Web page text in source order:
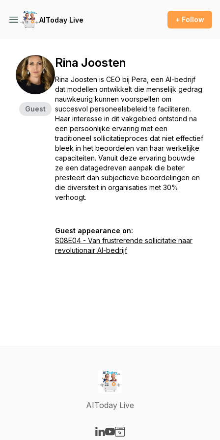
AIToday Live + Follow
Guest
Rina Joosten
Rina Joosten is CEO bij Pera, een AI-bedrijf
dat modellen ontwikkelt die menselijk gedrag
nauwkeurig kunnen voorspellen om
succesvol personeelsbeleid te faciliteren.
Haar interesse in dit vakgebied ontstond na
een persoonlijke ervaring met een
traditioneel sollicitatieproces dat niet effectief
bleek in het beoordelen van haar werkelijke
capaciteiten. Vanuit deze ervaring bouwde
ze een datagedreven aanpak die beter
presteert dan subjectieve beoordelingen en
die diversiteit in organisaties met 30%
verhoogt.
Guest appearance on:
S08E04 - Van frustrerende sollicitatie naar
revolutionair AI-bedrijf
AIToday Live